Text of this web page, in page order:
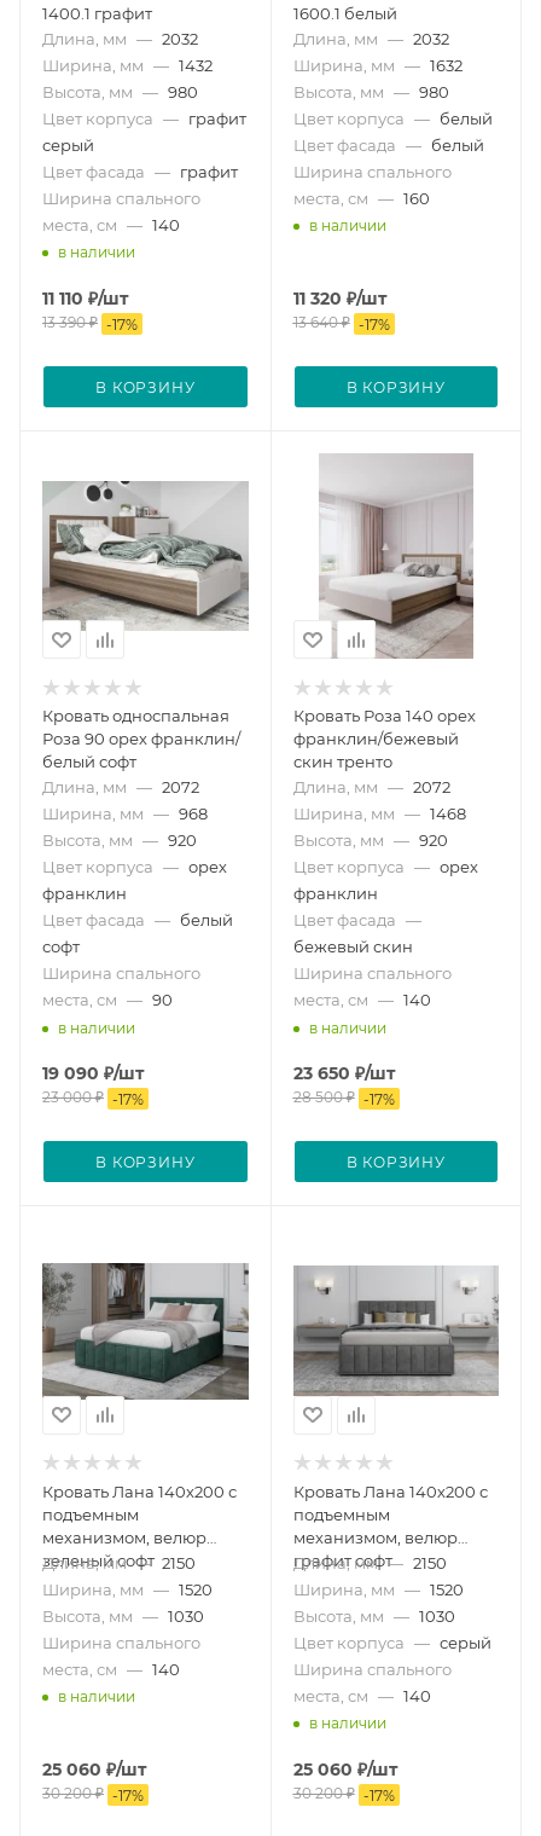
1400.1 графит
Длина, мм — 2032
Ширина, мм — 1432
Высота, мм — 980
Цвет корпуса — графит
серый
Цвет фасада — графит
Ширина спального
места, см — 140
в наличии
11 110 ₽/шт
13 390₽ -17%
В КОРЗИНУ
1600.1 белый
Длина, мм — 2032
Ширина, мм — 1632
Высота, мм — 980
Цвет корпуса — белый
Цвет фасада — белый
Ширина спального
места, см — 160
в наличии
11 320 ₽/шт
13 640₽ -17%
В КОРЗИНУ
Кровать односпальная
Роза 90 орех франклин/
белый софт
Длина, мм — 2072
Ширина, мм — 968
Высота, мм — 920
Цвет корпуса — орех
франклин
Цвет фасада — белый
софт
Ширина спального
места, см — 90
в наличии
19 090 ₽/шт
23 000₽ -17%
В КОРЗИНУ
Кровать Роза 140 орех
франклин/бежевый
скин тренто
Длина, мм — 2072
Ширина, мм — 1468
Высота, мм — 920
Цвет корпуса — орех
франклин
Цвет фасада —
бежевый скин
Ширина спального
места, см — 140
в наличии
23 650 ₽/шт
28 500₽ -17%
В КОРЗИНУ
Кровать Лана 140х200 с
подъемным
механизмом, велюр
зеленый софт
Длина, мм — 2150
Ширина, мм — 1520
Высота, мм — 1030
Ширина спального
места, см — 140
в наличии
25 060 ₽/шт
30 200₽ -17%
Кровать Лана 140х200 с
подъемным
механизмом, велюр
графит софт
Длина, мм — 2150
Ширина, мм — 1520
Высота, мм — 1030
Цвет корпуса — серый
Ширина спального
места, см — 140
в наличии
25 060 ₽/шт
30 200₽ -17%